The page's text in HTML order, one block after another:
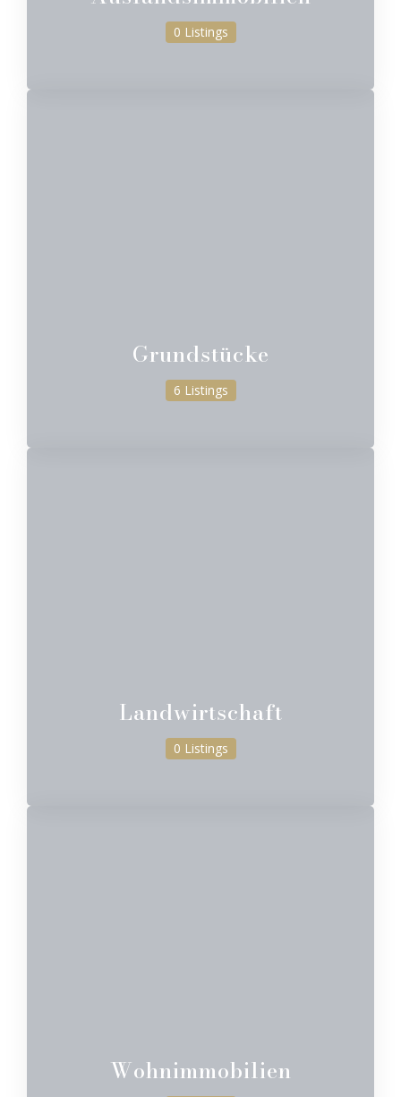
0 Listings
Grundstücke
6 Listings
Landwirtschaft
0 Listings
Wohnimmobilien